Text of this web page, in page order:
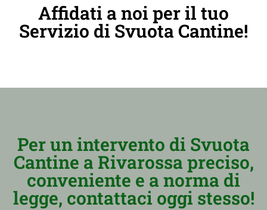
Affidati a noi per il tuo
Servizio di Svuota Cantine!
Per un intervento di Svuota
Cantine a Rivarossa preciso,
conveniente e a norma di
legge, contattaci oggi stesso!